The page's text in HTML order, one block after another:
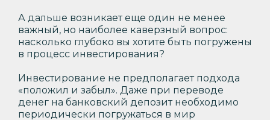
А дальше возникает еще один не менее
важный, но наиболее каверзный вопрос:
насколько глубоко вы хотите быть погружены
в процесс инвестирования?
Инвестирование не предполагает подхода
«положил и забыл». Даже при переводе
денег на банковский депозит необходимо
периодически погружаться в мир